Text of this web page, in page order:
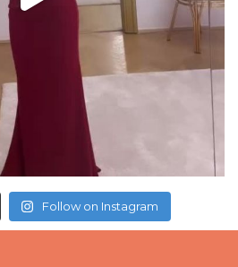
Follow on Instagram